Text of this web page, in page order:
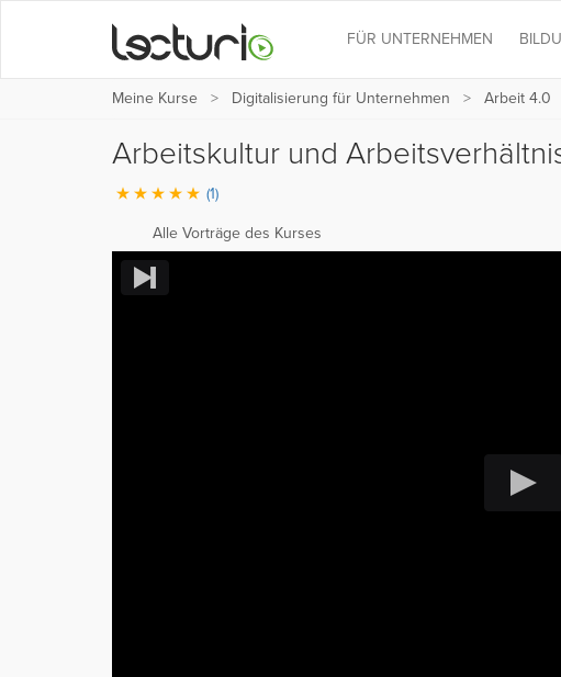
FÜR UNTERNEHMEN
Meine Kurse Digitalisierung für Unternehmen Arbeit 4.0
Arbeitskultur und
(1)
Alle Vorträge des Kurses